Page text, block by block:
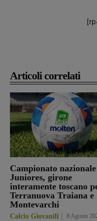
Articoli correlati
Campionato nazionale
Juniores, girone
interamente toscano
Terranuova Traiana e
Montevarchi
Calcio Giovanili 8 Agosto